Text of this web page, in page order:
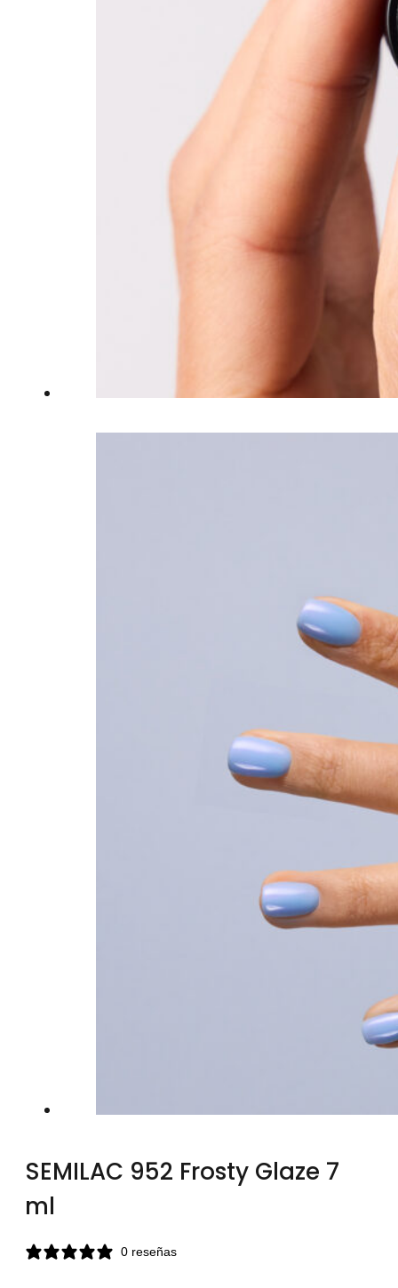
SEMILAC 952 Frosty Glaze 7
ml
0 reseñas